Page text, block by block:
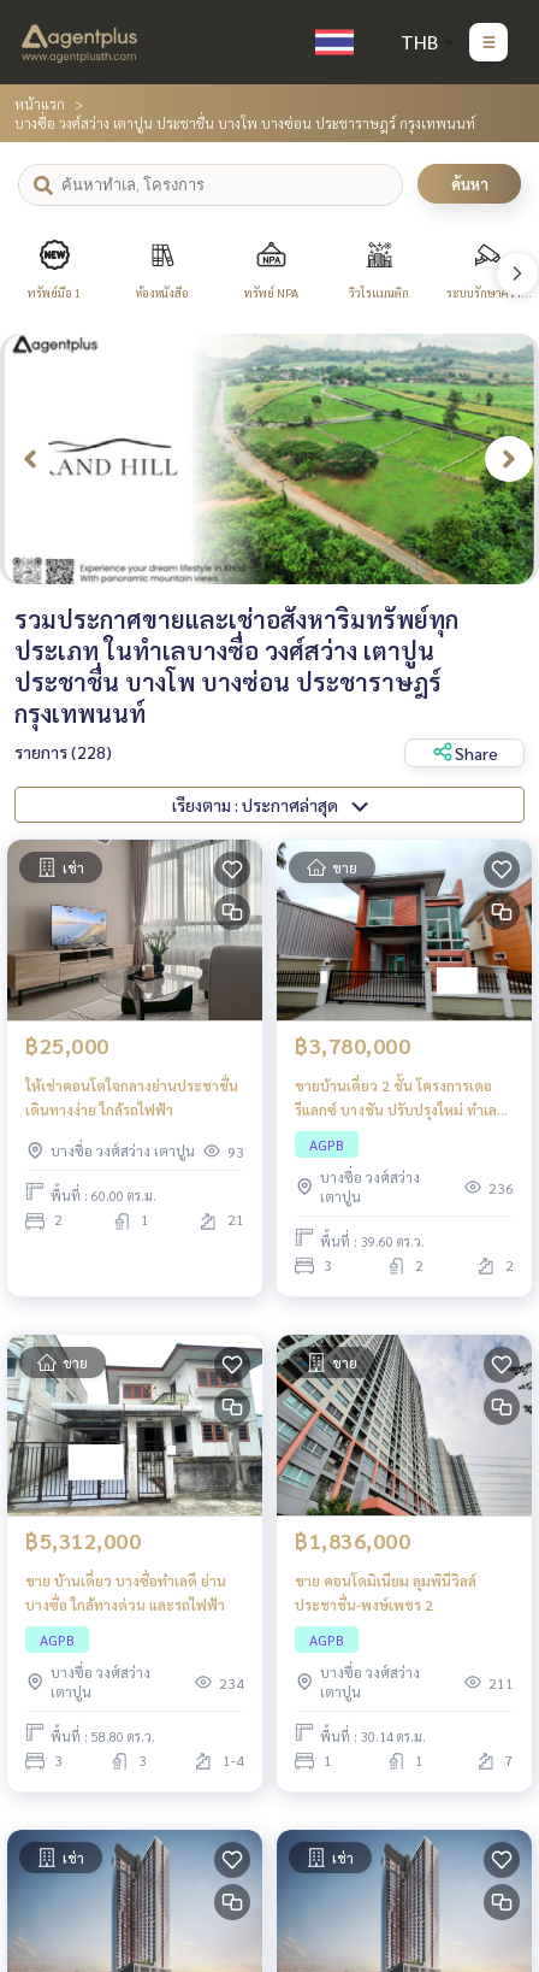
THB
หน้าแรก
บางซื่อ วงศ์สว่าง เตาปูน ประชาชื่น บางโพ บางซ่อน ประชาราษฎร์ กรุงเทพนนท์
ค้นหา
ทรัพย์มือ 1 ห้องหนังสือ ทรัพย์ NPA วิวโรแมนติก ระบบรักษาความ
รวมประกาศขายและเช่าอสังหาริมทรัพย์ทุก
ประเภท ในทำเลบางซื่อ วงศ์สว่าง เตาปูน
ประชาชื่น บางโพ บางซ่อน ประชาราษฎร์
กรุงเทพนนท์
รายการ (228) Share
เรียงตาม : ประกาศล่าสุด
เช่า
฿25,000
ให้เช่าคอนโดใจกลางย่านประชาชื่น
เดินทางง่าย ใกล้รถไฟฟ้า
บางซื่อ วงศ์สว่าง เตาปูน 93
พื้นที่ : 60.00 ตร.ม.
2 1 21
ขาย
฿3,780,000
ขายบ้านเดี่ยว 2 ชั้น โครงการเดอ
รีแลกซ์ บางชัน ปรับปรุงใหม่ ทำเลดี
โครงการติดถนนสามวา การ
คมนาคมสะดวก
AGPB
บางซื่อ วงศ์สว่าง
เตาปูน
236
พื้นที่ : 39.60 ตร.ว.
3 2 2
ขาย
฿5,312,000
ขาย บ้านเดี่ยว บางซื่อทำเลดี ย่าน
บางซื่อ ใกล้ทางด่วน และรถไฟฟ้า
AGPB
บางซื่อ วงศ์สว่าง
เตาปูน
234
พื้นที่ : 58.80 ตร.ว.
3 3 1-4
ขาย
฿1,836,000
ขาย คอนโดมิเนียม ลุมพินีวิลล์
ประชาชื่น-พงษ์เพชร 2
AGPB
บางซื่อ วงศ์สว่าง
เตาปูน
211
พื้นที่ : 30.14 ตร.ม.
1 1 7
เช่า เช่า